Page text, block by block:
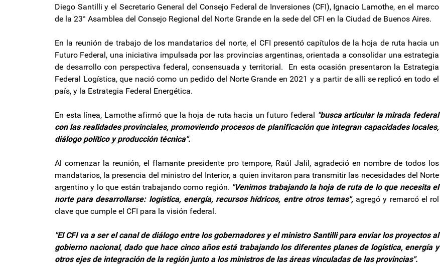
Diego Santilli y el Secretario General del Consejo Federal de Inversiones (CFI), Ignacio Lamothe, en el marco
de la 23° Asamblea del Consejo Regional del Norte Grande en la sede del CFI en la Ciudad de Buenos Aires.
En la reunión de trabajo de los mandatarios del norte, el CFI presentó capítulos de la hoja de ruta hacia un
Futuro Federal, una iniciativa impulsada por las provincias argentinas, orientada a consolidar una estrategia
de desarrollo con perspectiva federal, consensuada y territorial. En esta ocasión presentaron la Estrategia
Federal Logística, que nació como un pedido del Norte Grande en 2021 y a partir de allí se replicó en todo el
país, y la Estrategia Federal Energética.
En esta línea, Lamothe afirmó que la hoja de ruta hacia un futuro federal "busca articular la mirada federal
con las realidades provinciales, promoviendo procesos de planificación que integran capacidades locales,
diálogo político y producción técnica".
Al comenzar la reunión, el flamante presidente pro tempore, Raúl Jalil, agradeció en nombre de todos los
mandatarios, la presencia del ministro del Interior, a quien invitaron para transmitir las necesidades del Norte
argentino y lo que están trabajando como región. "Venimos trabajando la hoja de ruta de lo que necesita el
norte para desarrollarse: logística, energía, recursos hídricos, entre otros temas",agregó y remarcó el rol
clave que cumple el CFI para la visión federal.
"El CFI va a ser el canal de diálogo entre los gobernadores y el ministro Santilli para enviar los proyectos al
gobierno nacional, dado que hace cinco años está trabajando los diferentes planes de logística, energía y
otros ejes de integración de la región junto a los ministros de las áreas vinculadas de las provincias".